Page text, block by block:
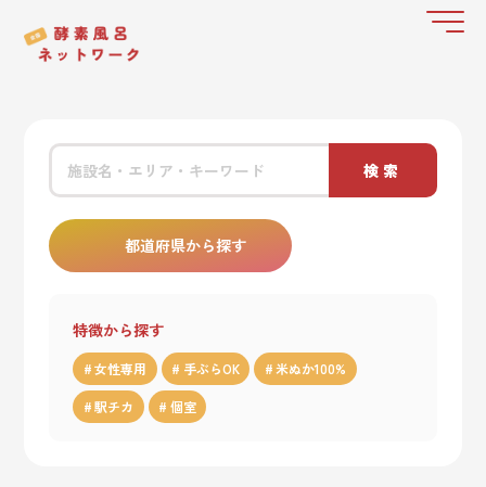
検索
都道府県から探す
特徴から探す
女性専用 手ぶらOK 米ぬか100%
駅チカ 個室